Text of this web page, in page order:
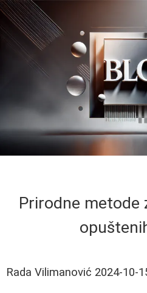
Prirodne metode
Rada Vilimanović 2024-10-